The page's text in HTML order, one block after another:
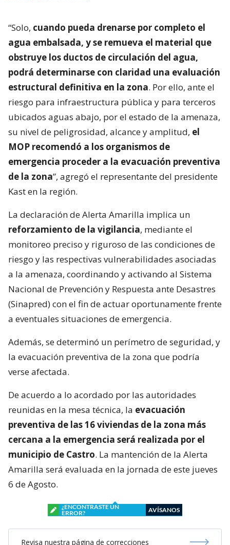
“Solo, cuando pueda drenarse por completo el
agua embalsada, y se remueva el material que
obstruye los ductos de circulación del agua,
podrá determinarse con claridad una evaluación
estructural definitiva en la zona. Por ello, ante el
riesgo para infraestructura pública y para terceros
ubicados aguas abajo, por el estado de la amenaza,
su nivel de peligrosidad, alcance y amplitud, el
MOP recomendó a los organismos de
emergencia proceder a la evacuación preventiva
de la zona”, agregó el representante del presidente
Kast en la región.
La declaración de Alerta Amarilla implica un
reforzamiento de la vigilancia, mediante el
monitoreo preciso y riguroso de las condiciones de
riesgo y las respectivas vulnerabilidades asociadas
a la amenaza, coordinando y activando al Sistema
Nacional de Prevención y Respuesta ante Desastres
(Sinapred) con el fin de actuar oportunamente frente
a eventuales situaciones de emergencia.
Además, se determinó un perímetro de seguridad, y
la evacuación preventiva de la zona que podría
verse afectada.
De acuerdo a lo acordado por las autoridades
reunidas en la mesa técnica, la evacuación
preventiva de las 16 viviendas de la zona más
cercana a la emergencia será realizada por el
municipio de Castro. La mantención de la Alerta
Amarilla será evaluada en la jornada de este jueves
6 de Agosto.
¿ENCONTRASTE UN
ERROR?
AVÍSANOS
Revisa nuestra página de correcciones